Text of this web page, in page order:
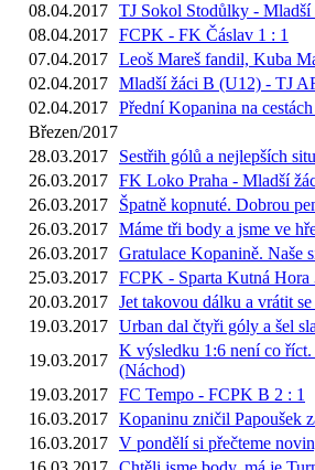
08.04.2017 TJ Sokol Stodůlky -
08.04.2017 FCPK - FK Čáslav 1 : 1
07.04.2017 Leoš Mareš fandil, Kuba
02.04.2017 Mladší žáci B (U12) - TJ
02.04.2017 Přední Kopanina na
Březen/2017
28.03.2017
Sestřih gólů a nejlepších
26.03.2017 FK Loko Praha - Mladší
26.03.2017
Špatně kopnuté. Dobrou
26.03.2017 Máme tři body a jsme ve
26.03.2017 Gratulace Kopanině. Naše
25.03.2017 FCPK - Sparta Kutná Hora
20.03.2017 Jet takovou dálku a vrátit
19.03.2017 Urban dal čtyři góly a šel
19.03.2017
K výsledku 1:6 není co
(Náchod)
19.03.2017 FC Tempo - FCPK B 2 : 1
16.03.2017 Kopaninu zničil Papoušek
16.03.2017 V pondělí si přečteme